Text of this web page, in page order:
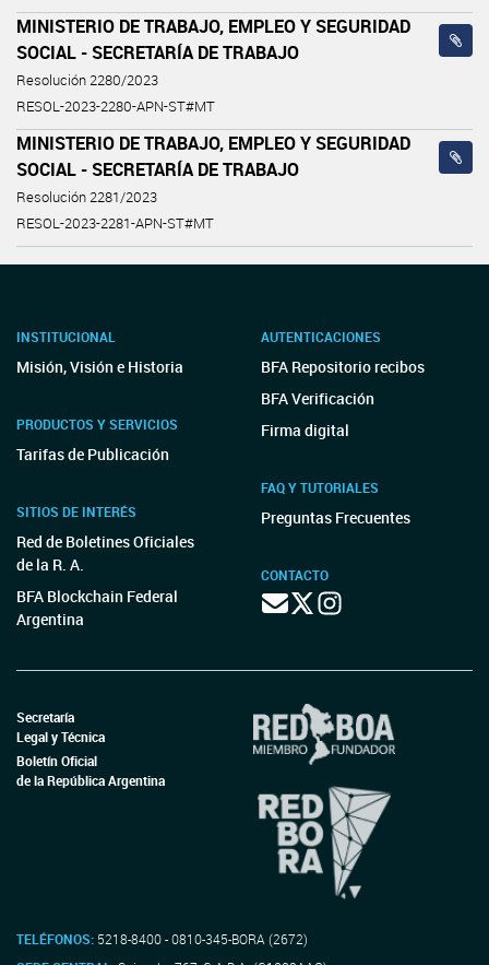
MINISTERIO DE TRABAJO, EMPLEO Y SEGURIDAD
SOCIAL - SECRETARÍA DE TRABAJO
Resolución 2280/2023
RESOL-2023-2280-APN-ST#MT
MINISTERIO DE TRABAJO, EMPLEO Y SEGURIDAD
SOCIAL - SECRETARÍA DE TRABAJO
Resolución 2281/2023
RESOL-2023-2281-APN-ST#MT
INSTITUCIONAL
Misión, Visión e Historia
PRODUCTOS Y SERVICIOS
Tarifas de Publicación
SITIOS DE INTERÉS
Red de Boletines Oficiales
de la R. A.
BFA Blockchain Federal
Argentina
AUTENTICACIONES
BFA Repositorio recibos
BFA Verificación
Firma digital
FAQ Y TUTORIALES
Preguntas Frecuentes
CONTACTO
Secretaría
Legal y Técnica
Boletín Oficial
de la República Argentina
TELÉFONOS: 5218-8400 - 0810-345-BORA (2672)